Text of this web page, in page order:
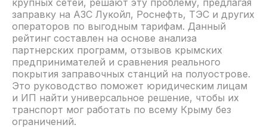
крупных сетей, решают эту проблему, предлагая
заправку на АЗС Лукойл, Роснефть, ТЭС и других
операторов по выгодным тарифам. Данный
рейтинг составлен на основе анализа
партнерских программ, отзывов крымских
предпринимателей и сравнения реального
покрытия заправочных станций на полуострове.
Это руководство поможет юридическим лицам
и ИП найти универсальное решение, чтобы их
транспорт мог работать по всему Крыму без
ограничений.